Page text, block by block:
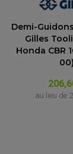
KIT
NOIX
DÉCO
KIT
Demi-
Gilles
Honda CBR
00)
au lieu de